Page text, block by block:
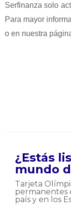
Serfinanza solo
Para mayor
o en nuestra
¿Estás
mundo
Tarjeta
permanentes
país y en los